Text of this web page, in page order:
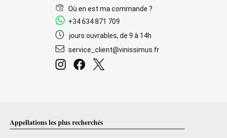
Où en est ma commande ?
+34 634 871 709
jours ouvrables, de 9 à 14h
service_client@vinissimus.fr
Appellations les plus recherchés